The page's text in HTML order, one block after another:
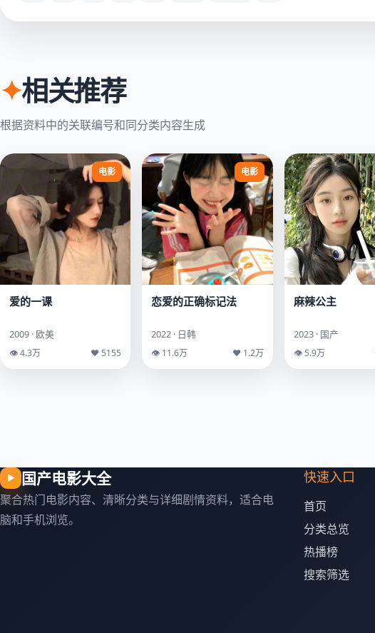
✦相关推荐
根据资料中的关联编号和同分类内容生成
电影
爱的一课
2009 · 欧美
👁 4.3万 ♥ 5155
电影
恋爱的正确标记法
2022 · 日韩
👁 11.6万 ♥ 1.2万
麻辣公主
2023 · 国产
👁 5.9万
▶ 国产电影大全
聚合热门电影内容、清晰分类与详细剧情资料，适合电
脑和手机浏览。
快速入口
首页
分类总览
热播榜
搜索筛选